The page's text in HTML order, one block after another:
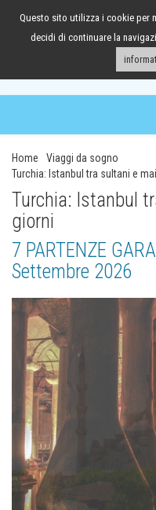
Home
Viaggi da sogno
Turchia: Istanbul tra sultani e
Turchia: Istanbul
giorni
7 PARTENZE
Settembre 2026
Questo sito utilizza i cookie per
decidi di continuare la